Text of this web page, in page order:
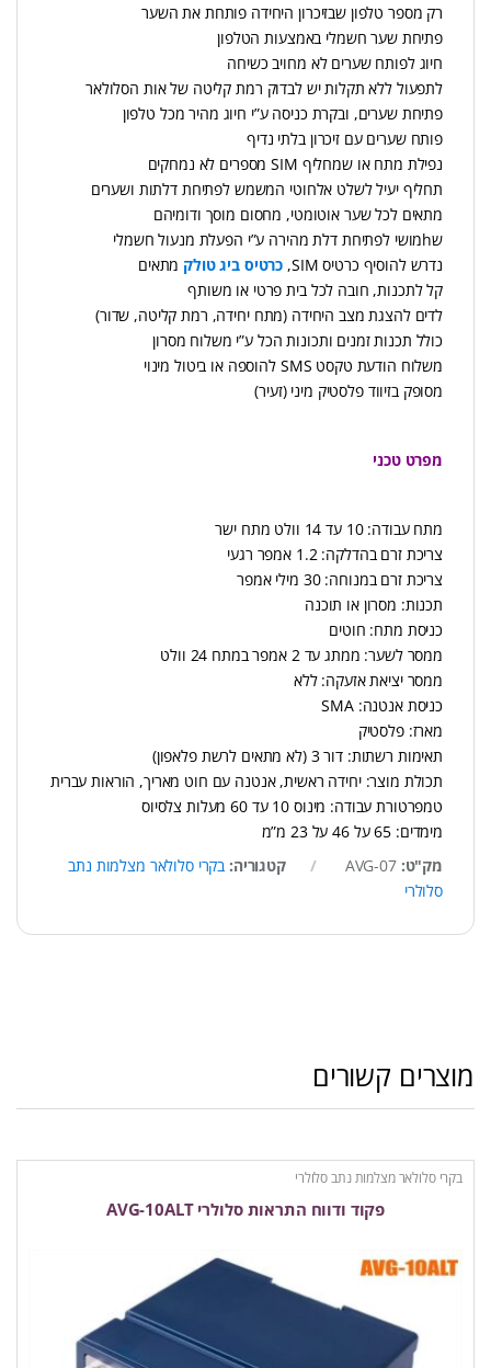
רק מספר טלפון שבזיכרון היחידה פותחת את השער
פתיחת שער חשמלי באמצעות הטלפון
חיוג לפותח שערים לא מחויב כשיחה
לתפעול ללא תקלות יש לבדוק רמת קליטה של אות הסלולאר
פתיחת שערים, ובקרת כניסה ע”י חיוג מהיר מכל טלפון
פותח שערים עם זיכרון בלתי נדיף
נפילת מתח או שמחליף SIM מספרים לא נמחקים
תחליף יעיל לשלט אלחוטי המשמש לפתיחת דלתות ושערים
מתאים לכל שער אוטומטי, מחסום מוסך ודומיהם
שhמושי לפתיחת דלת מהירה ע”י הפעלת מנעול חשמלי
נדרש להוסיף כרטיס SIM,
כרטיס ביג טולק מתאים
קל לתכנות, חובה לכל בית פרטי או משותף
לדים להצגת מצב היחידה (מתח יחידה, רמת קליטה, שדור)
כולל תכנות זמנים ותכונות הכל ע”י משלוח מסרון
משלוח הודעת טקסט SMS להוספה או ביטול מינוי
מסופק בזיווד פלסטיק מיני (זעיר)
מפרט טכני
מתח עבודה: 10 עד 14 וולט מתח ישר
צריכת זרם בהדלקה: 1.2 אמפר רגעי
צריכת זרם במנוחה: 30 מילי אמפר
תכנות: מסרון או תוכנה
כניסת מתח: חוטים
ממסר לשער: ממתג עד 2 אמפר במתח 24 וולט
ממסר יציאת אזעקה: ללא
כניסת אנטנה: SMA
מארז: פלסטיק
תאימות רשתות: דור 3 (לא מתאים לרשת פלאפון)
תכולת מוצר: יחידה ראשית, אנטנה עם חוט מאריך, הוראות עברית
טמפרטורת עבודה: מינוס 10 עד 60 מעלות צלסיוס
מימדים: 65 על 46 על 23 מ”מ
מק"ט:AVG-07 קטגוריה: בקרי סלולאר מצלמות נתב
סלולרי
מוצרים קשורים
בקרי סלולאר מצלמות נתב סלולרי
פקוד ודווח התראות סלולרי AVG-10ALT